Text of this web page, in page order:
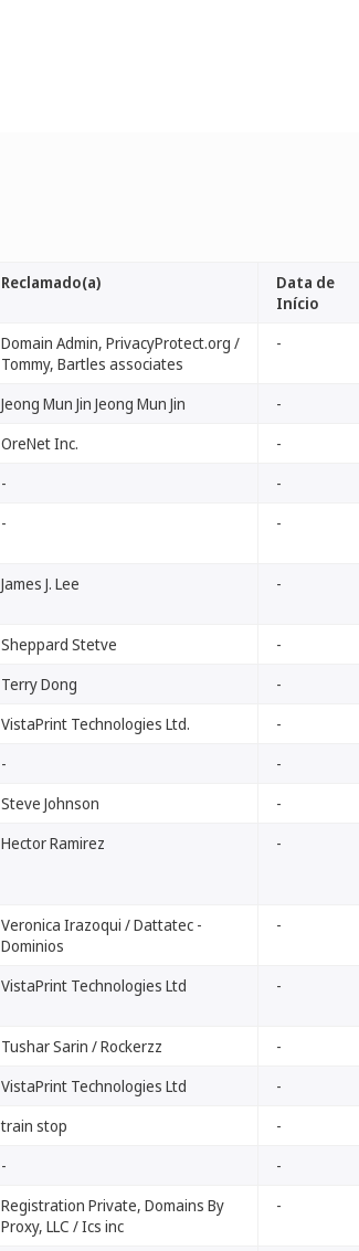
Reclamado(a)
Data de
Início
Domain Admin, PrivacyProtect.org /
Tommy, Bartles associates
-
Jeong Mun Jin Jeong Mun Jin -
OreNet Inc. -
- -
- -
James J. Lee -
Sheppard Stetve -
Terry Dong -
VistaPrint Technologies Ltd. -
- -
Steve Johnson -
Hector Ramirez -
Veronica Irazoqui / Dattatec -
Dominios
-
VistaPrint Technologies Ltd -
Tushar Sarin / Rockerzz -
VistaPrint Technologies Ltd -
train stop -
- -
Registration Private, Domains By
Proxy, LLC / Ics inc
-